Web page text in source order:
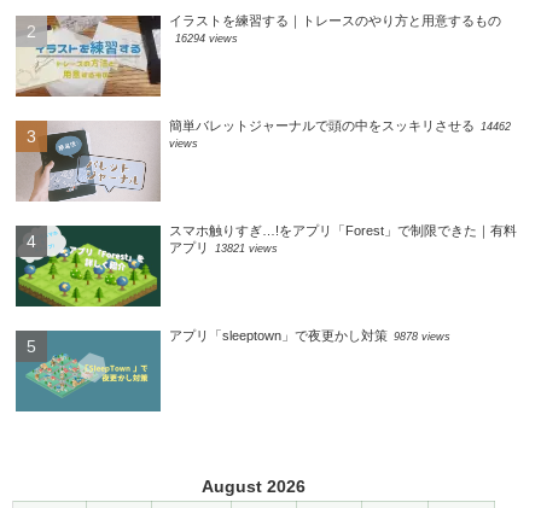
イラストを練習する｜トレースのやり方と用意するもの
16294 views
簡単バレットジャーナルで頭の中をスッキリさせる
14462
views
スマホ触りすぎ…!をアプリ「Forest」で制限できた｜有料
アプリ
13821 views
アプリ「sleeptown」で夜更かし対策 9878 views
August 2026